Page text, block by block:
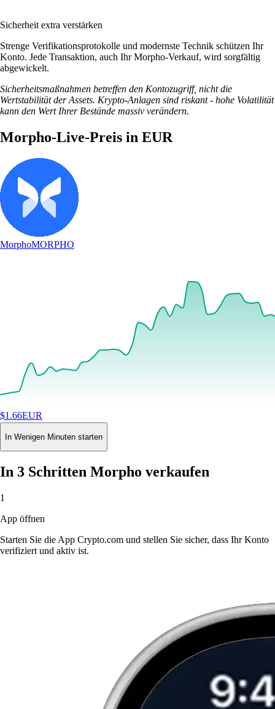
Sicherheit extra verstärken
Strenge Verifikationsprotokolle und modernste Technik schützen Ihr
Konto. Jede Transaktion, auch Ihr Morpho-Verkauf, wird sorgfältig
abgewickelt.
Sicherheitsmaßnahmen betreffen den Kontozugriff, nicht die
Wertstabilität der Assets. Krypto-Anlagen sind riskant - hohe Volatilität
kann den Wert Ihrer Bestände massiv verändern.
Morpho-Live-Preis in EUR
MorphoMORPHO
$1.66EUR
+2.23%24H
Buy
In Wenigen Minuten starten
In 3 Schritten Morpho verkaufen
1
App öffnen
Starten Sie die App Crypto.com und stellen Sie sicher, dass Ihr Konto
verifiziert und aktiv ist.